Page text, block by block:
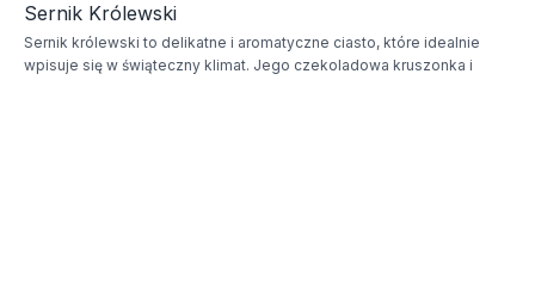
Sernik Królewski
Sernik królewski to delikatne i aromatyczne ciasto, które idealnie
wpisuje się w świąteczny klimat. Jego czekoladowa kruszonka i